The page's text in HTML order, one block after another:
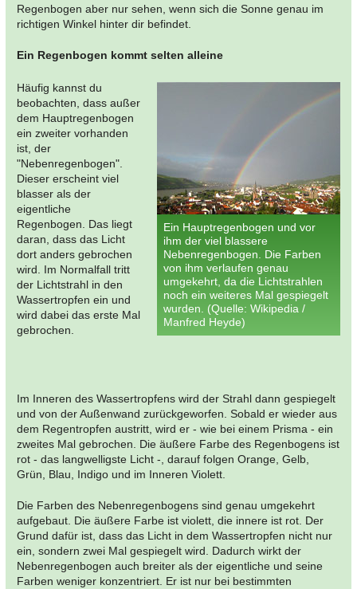
Regenbogen aber nur sehen, wenn sich die Sonne genau im
richtigen Winkel hinter dir befindet.
Ein Regenbogen kommt selten alleine
Ein Hauptregenbogen und vor
ihm der viel blassere
Nebenregenbogen. Die Farben
von ihm verlaufen genau
umgekehrt, da die Lichtstrahlen
noch ein weiteres Mal gespiegelt
wurden. (Quelle: Wikipedia /
Manfred Heyde)
Häufig kannst du
beobachten, dass außer
dem Hauptregenbogen
ein zweiter vorhanden
ist, der
"Nebenregenbogen".
Dieser erscheint viel
blasser als der
eigentliche
Regenbogen. Das liegt
daran, dass das Licht
dort anders gebrochen
wird. Im Normalfall tritt
der Lichtstrahl in den
Wassertropfen ein und
wird dabei das erste Mal
gebrochen.
Im Inneren des Wassertropfens wird der Strahl dann gespiegelt
und von der Außenwand zurückgeworfen. Sobald er wieder aus
dem Regentropfen austritt, wird er - wie bei einem Prisma - ein
zweites Mal gebrochen. Die äußere Farbe des Regenbogens ist
rot - das langwelligste Licht -, darauf folgen Orange, Gelb,
Grün, Blau, Indigo und im Inneren Violett.
Die Farben des Nebenregenbogens sind genau umgekehrt
aufgebaut. Die äußere Farbe ist violett, die innere ist rot. Der
Grund dafür ist, dass das Licht in dem Wassertropfen nicht nur
ein, sondern zwei Mal gespiegelt wird. Dadurch wirkt der
Nebenregenbogen auch breiter als der eigentliche und seine
Farben weniger konzentriert. Er ist nur bei bestimmten